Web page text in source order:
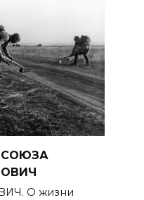
СОЮЗА
О жизни